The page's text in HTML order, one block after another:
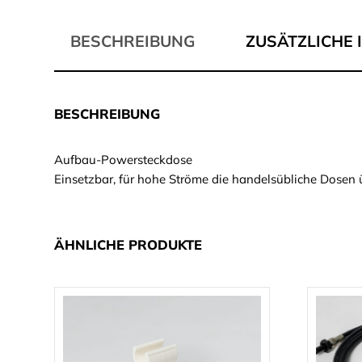
BESCHREIBUNG ZUSÄTZLICHE
BESCHREIBUNG
Aufbau-Powersteckdose
Einsetzbar, für hohe Ströme die handelsübliche Dosen
ÄHNLICHE PRODUKTE